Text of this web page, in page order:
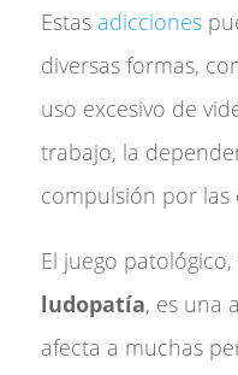
Estas adicciones
diversas formas,
uso excesivo de
trabajo, la
compulsión por las
El juego
ludopatía, es una
afecta a muchas